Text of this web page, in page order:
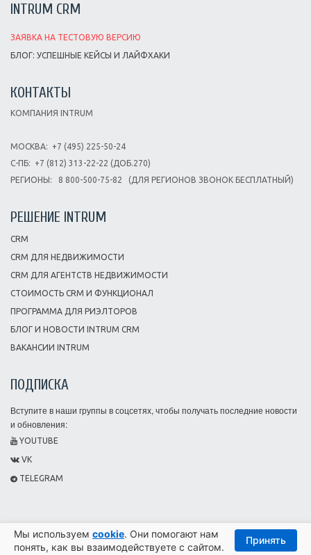
INTRUM CRM
ЗАЯВКА НА ТЕСТОВУЮ ВЕРСИЮ
БЛОГ: УСПЕШНЫЕ КЕЙСЫ И ЛАЙФХАКИ
КОНТАКТЫ
КОМПАНИЯ INTRUM
МОСКВА:
+7 (495) 225-50-24
С-ПБ:
+7 (812) 313-22-22 (ДОБ.270)
РЕГИОНЫ:
8 800-500-75-82 (ДЛЯ РЕГИОНОВ ЗВОНОК БЕСПЛАТНЫЙ)
РЕШЕНИЕ INTRUM
CRM
CRM ДЛЯ НЕДВИЖИМОСТИ
CRM ДЛЯ АГЕНТСТВ НЕДВИЖИМОСТИ
СТОИМОСТЬ CRM И ФУНКЦИОНАЛ
ПРОГРАММА ДЛЯ РИЭЛТОРОВ
БЛОГ И НОВОСТИ INTRUM CRM
ВАКАНСИИ INTRUM
ПОДПИСКА
Вступите в наши группы в соцсетях, чтобы получать последние новости
и обновления:
YOUTUBE
VK
TELEGRAM
© 2013-2026 INTRUM CRM
Мы используем cookie. Они помогают нам
понять, как вы взаимодействуете с сайтом.
Принять